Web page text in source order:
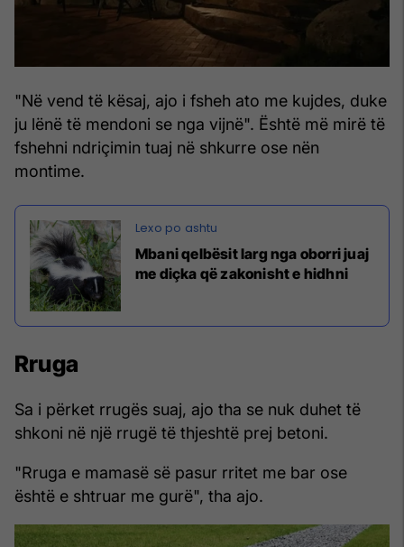
"Në vend të kësaj, ajo i fsheh ato me kujdes, duke
ju lënë të mendoni se nga vijnë". Është më mirë të
fshehni ndriçimin tuaj në shkurre ose nën
montime.
Mbani qelbësit larg nga oborri juaj
me diçka që zakonisht e hidhni
Rruga
Sa i përket rrugës suaj, ajo tha se nuk duhet të
shkoni në një rrugë të thjeshtë prej betoni.
"Rruga e mamasë së pasur rritet me bar ose
është e shtruar me gurë", tha ajo.